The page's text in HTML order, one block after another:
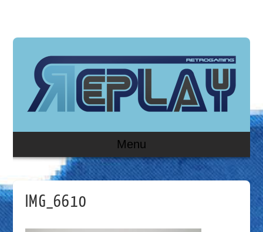
Menu
IMG_6610